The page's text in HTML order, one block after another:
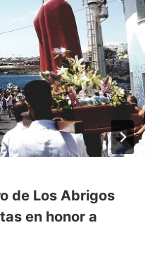
de Los Abrigos
en honor a